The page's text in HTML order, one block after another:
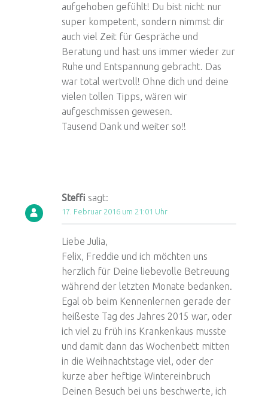
aufgehoben gefühlt! Du bist nicht nur
super kompetent, sondern nimmst dir
auch viel Zeit für Gespräche und
Beratung und hast uns immer wieder zur
Ruhe und Entspannung gebracht. Das
war total wertvoll! Ohne dich und deine
vielen tollen Tipps, wären wir
aufgeschmissen gewesen.
Tausend Dank und weiter so!!
Steffi sagt:
17. Februar 2016 um 21:01 Uhr
Liebe Julia,
Felix, Freddie und ich möchten uns
herzlich für Deine liebevolle Betreuung
während der letzten Monate bedanken.
Egal ob beim Kennenlernen gerade der
heißeste Tag des Jahres 2015 war, oder
ich viel zu früh ins Krankenkaus musste
und damit dann das Wochenbett mitten
in die Weihnachtstage viel, oder der
kurze aber heftige Wintereinbruch
Deinen Besuch bei uns beschwerte, ich